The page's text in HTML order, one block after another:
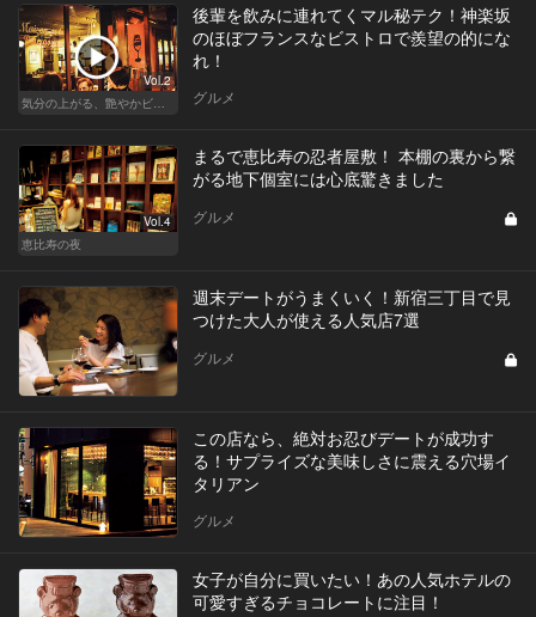
Vol.2
気分の上がる、艶やかビストロ
後輩を飲みに連れてくマル秘テク！神楽坂
のほぼフランスなビストロで羨望の的にな
れ！
グルメ
Vol.4
恵比寿の夜
まるで恵比寿の忍者屋敷！ 本棚の裏から繋
がる地下個室には心底驚きました
グルメ
週末デートがうまくいく！新宿三丁目で見
つけた大人が使える人気店7選
グルメ
この店なら、絶対お忍びデートが成功す
る！サプライズな美味しさに震える穴場イ
タリアン
グルメ
女子が自分に買いたい！あの人気ホテルの
可愛すぎるチョコレートに注目！